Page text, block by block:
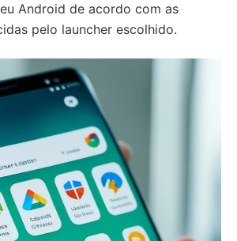
Android de acordo com as
pelo launcher escolhido.